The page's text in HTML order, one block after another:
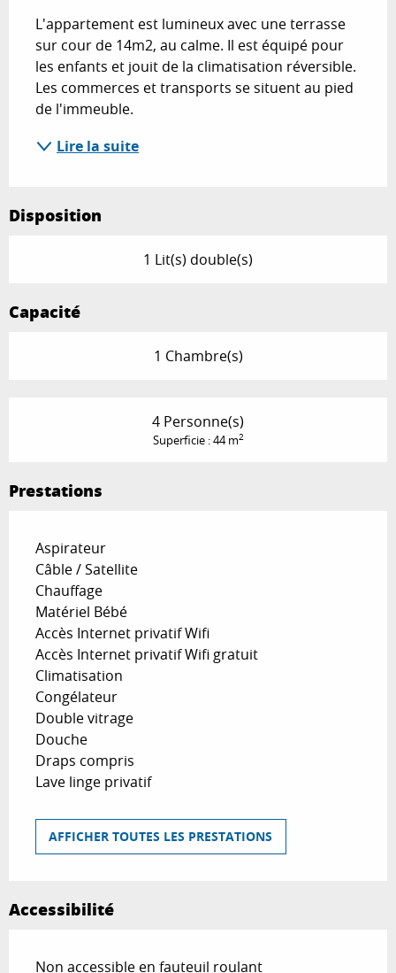
L'appartement est lumineux avec une terrasse
sur cour de 14m2, au calme. Il est équipé pour
les enfants et jouit de la climatisation réversible.
Les commerces et transports se situent au pied
de l'immeuble.
Lire la suite
Disposition
1 Lit(s) double(s)
Capacité
1 Chambre(s)
4 Personne(s)
Superficie : 44 m2
Prestations
Aspirateur
Câble / Satellite
Chauffage
Matériel Bébé
Accès Internet privatif Wifi
Accès Internet privatif Wifi gratuit
Climatisation
Congélateur
Double vitrage
Douche
Draps compris
Lave linge privatif
AFFICHER TOUTES LES PRESTATIONS
Accessibilité
Non accessible en fauteuil roulant